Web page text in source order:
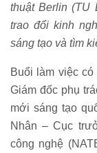
thuật Berlin (TU
trao đổi kinh
sáng tạo và tìm
Buổi làm việc
Giám đốc phụ
mới sáng tạo
Nhân – Cục
công nghệ